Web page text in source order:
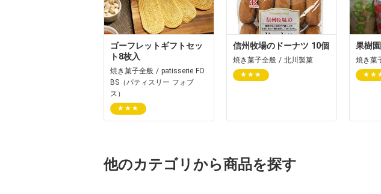
ゴーフレットギフトセッ
ト8枚入
焼き菓子全般 / patisserie FO
BS（パティスリー フォブ
ス）
★★★
信州牧場のドーナツ 10個
焼き菓子全般 / 北川製菓
★★★
果樹
焼き菓
他のカテゴリから商品を探す